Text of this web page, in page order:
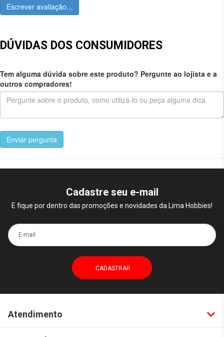
Escrever avaliação...
DÚVIDAS DOS CONSUMIDORES
Tem alguma dúvida sobre este produto? Pergunte ao lojista e a
outros compradores!
Enviar pergunta
Cadastre seu e-mail
E fique por dentro das promoções e novidades da Lima Hobbies!
E-mail
Atendimento